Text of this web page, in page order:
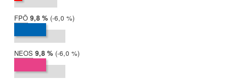
FPÖ 2019:
9,8 %
2017:
15,8 %
Differenz:
-6,0 %
NEOS 2019:
9,8 %
2017:
15,8 %
Differenz:
-6,0 %